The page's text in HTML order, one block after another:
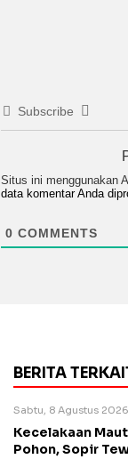
Subscribe
Situs ini menggunakan
data komentar Anda
0 COMMENTS
BERITA
Sabtu, 8 Agustus 2026
Kecelakaan
Pohon, Sopir